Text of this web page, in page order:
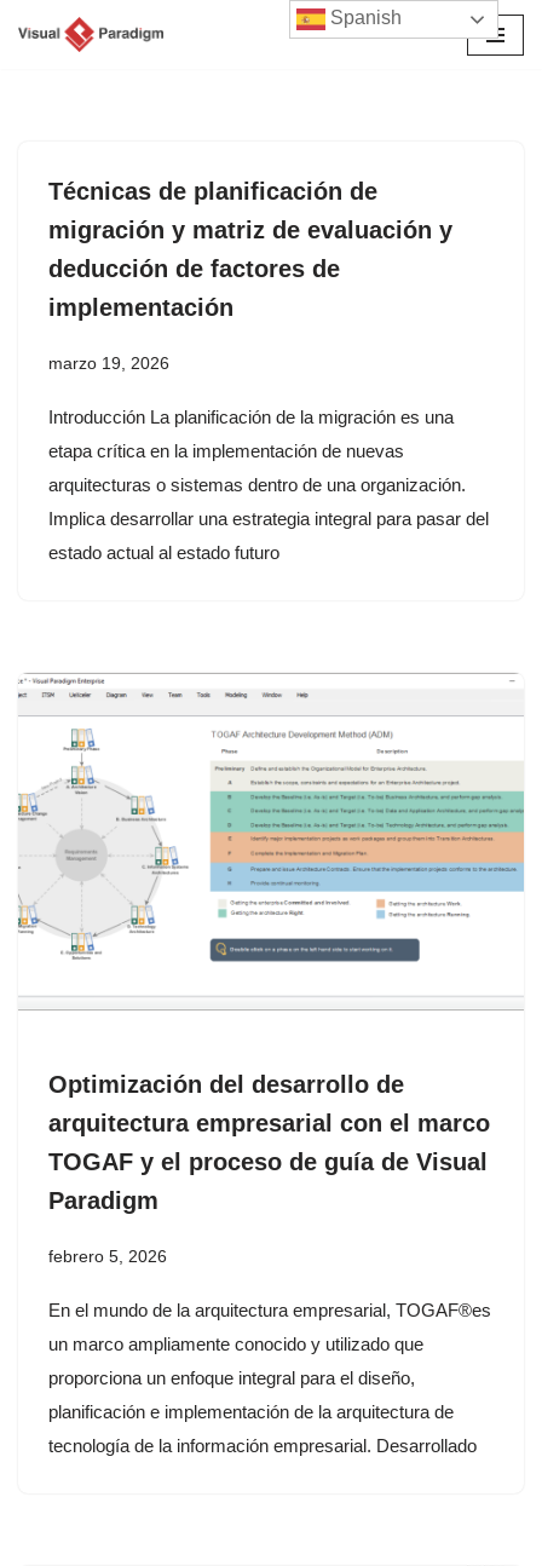
Técnicas de planificación de
migración y matriz de evaluación y
deducción de factores de
implementación
marzo 19, 2026
Introducción La planificación de la migración es una
etapa crítica en la implementación de nuevas
arquitecturas o sistemas dentro de una organización.
Implica desarrollar una estrategia integral para pasar del
estado actual al estado futuro
Optimización del desarrollo de
arquitectura empresarial con el marco
TOGAF y el proceso de guía de Visual
Paradigm
febrero 5, 2026
En el mundo de la arquitectura empresarial, TOGAF®es
un marco ampliamente conocido y utilizado que
proporciona un enfoque integral para el diseño,
planificación e implementación de la arquitectura de
tecnología de la información empresarial. Desarrollado
Spanish